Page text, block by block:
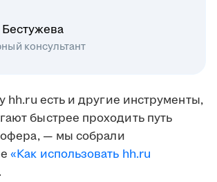
консультант
hh.ru есть и другие инструменты,
быстрее проходить путь
офера, — мы собрали
«Как использовать hh.ru